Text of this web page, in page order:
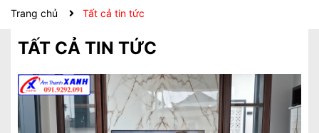
Trang chủ
Tất cả tin tức
TẤT CẢ TIN TỨC